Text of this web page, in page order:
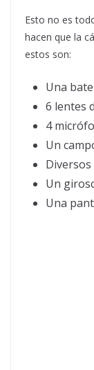
Esto no es
hacen que la
estos son:
Una
6 lentes
4
Un
Un
Una